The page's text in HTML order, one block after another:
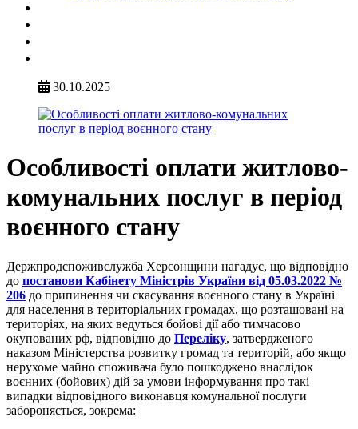
30.10.2025
Особливості оплати житлово-
комунальних послуг в період
воєнного стану
Держпродспоживслужба Херсонщини нагадує, що відповідно
до постанови Кабінету Міністрів України від 05.03.2022 №
206 до припинення чи скасування воєнного стану в Україні
для населення в територіальних громадах, що розташовані на
територіях, на яких ведуться бойові дії або тимчасово
окупованих рф, відповідно до Переліку, затвердженого
наказом Міністерства розвитку громад та територій, або якщо
нерухоме майно споживача було пошкоджено внаслідок
воєнних (бойових) дій за умови інформування про такі
випадки відповідного виконавця комунальної послуги
забороняється, зокрема: